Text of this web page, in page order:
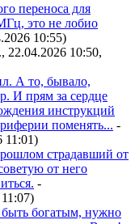
переноса для
это не лобио
10:55)
22.04.2026 10:50,
А то, бывало,
И прям за сердце
инструкций
поменять... -
11:01)
страдавший от
от него
-
)
богатым, нужно